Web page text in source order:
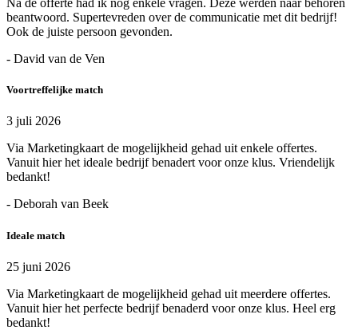
Na de offerte had ik nog enkele vragen. Deze werden naar behoren
beantwoord. Supertevreden over de communicatie met dit bedrijf!
Ook de juiste persoon gevonden.
- David van de Ven
Voortreffelijke match
3 juli 2026
Via Marketingkaart de mogelijkheid gehad uit enkele offertes.
Vanuit hier het ideale bedrijf benadert voor onze klus. Vriendelijk
bedankt!
- Deborah van Beek
Ideale match
25 juni 2026
Via Marketingkaart de mogelijkheid gehad uit meerdere offertes.
Vanuit hier het perfecte bedrijf benaderd voor onze klus. Heel erg
bedankt!